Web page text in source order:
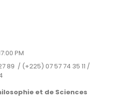
PM
89 / (+225) 07 57 74 35 11 /
et de Sciences